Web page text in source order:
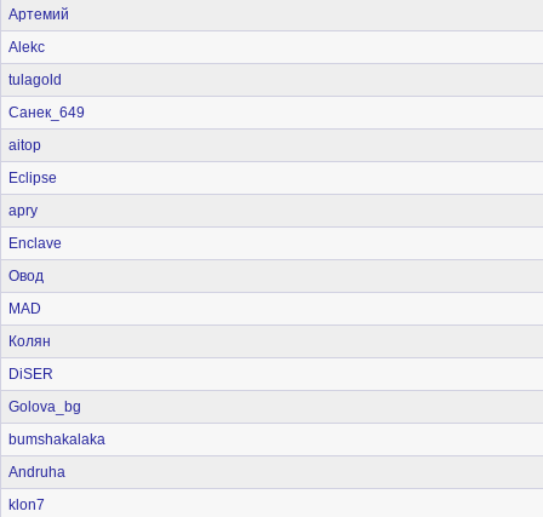
Артемий
Alekc
tulagold
Санек_649
aitop
Eclipse
apry
Enclave
Овод
MAD
Колян
DiSER
Golova_bg
bumshakalaka
Andruha
klon7